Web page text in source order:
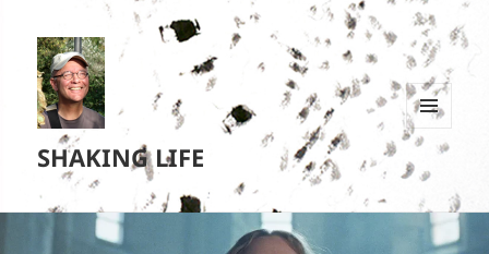
SHAKING LIFE
MENU
WIDGETS